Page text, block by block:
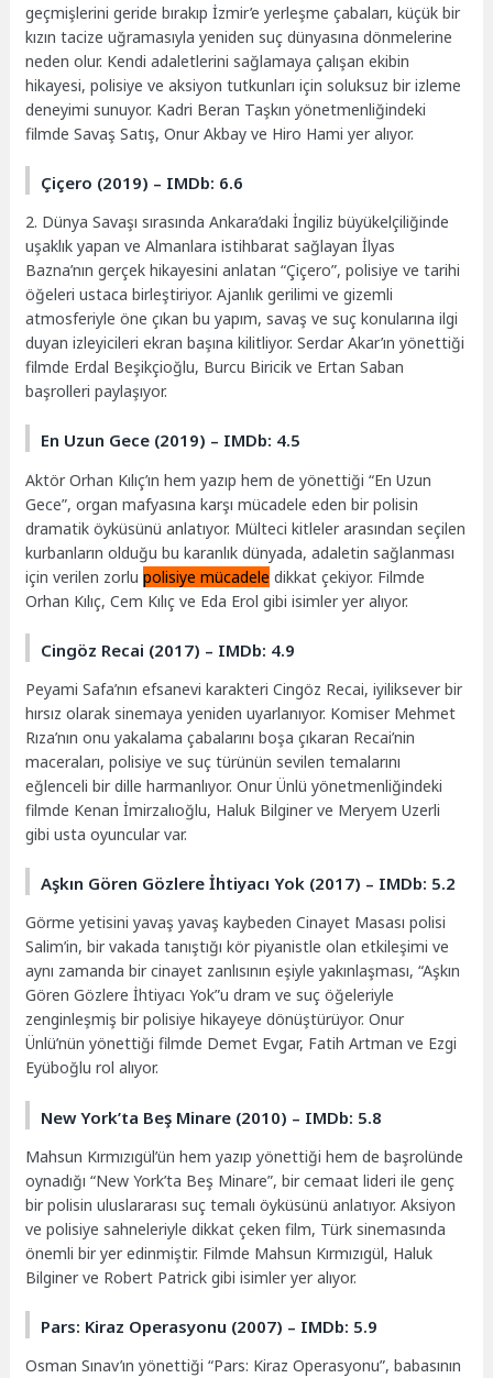
geçmişlerini geride bırakıp İzmir’e yerleşme çabaları, küçük bir
kızın tacize uğramasıyla yeniden suç dünyasına dönmelerine
neden olur. Kendi adaletlerini sağlamaya çalışan ekibin
hikayesi, polisiye ve aksiyon tutkunları için soluksuz bir izleme
deneyimi sunuyor. Kadri Beran Taşkın yönetmenliğindeki
filmde Savaş Satış, Onur Akbay ve Hiro Hami yer alıyor.
Çiçero (2019) – IMDb: 6.6
2. Dünya Savaşı sırasında Ankara’daki İngiliz büyükelçiliğinde
uşaklık yapan ve Almanlara istihbarat sağlayan İlyas
Bazna’nın gerçek hikayesini anlatan “Çiçero”, polisiye ve tarihi
öğeleri ustaca birleştiriyor. Ajanlık gerilimi ve gizemli
atmosferiyle öne çıkan bu yapım, savaş ve suç konularına ilgi
duyan izleyicileri ekran başına kilitliyor. Serdar Akar’ın yönettiği
filmde Erdal Beşikçioğlu, Burcu Biricik ve Ertan Saban
başrolleri paylaşıyor.
En Uzun Gece (2019) – IMDb: 4.5
Aktör Orhan Kılıç’ın hem yazıp hem de yönettiği “En Uzun
Gece”, organ mafyasına karşı mücadele eden bir polisin
dramatik öyküsünü anlatıyor. Mülteci kitleler arasından seçilen
kurbanların olduğu bu karanlık dünyada, adaletin sağlanması
için verilen zorlupolisiye mücadele dikkat çekiyor. Filmde
Orhan Kılıç, Cem Kılıç ve Eda Erol gibi isimler yer alıyor.
Cingöz Recai (2017) – IMDb: 4.9
Peyami Safa’nın efsanevi karakteri Cingöz Recai, iyiliksever bir
hırsız olarak sinemaya yeniden uyarlanıyor. Komiser Mehmet
Rıza’nın onu yakalama çabalarını boşa çıkaran Recai’nin
maceraları, polisiye ve suç türünün sevilen temalarını
eğlenceli bir dille harmanlıyor. Onur Ünlü yönetmenliğindeki
filmde Kenan İmirzalıoğlu, Haluk Bilginer ve Meryem Uzerli
gibi usta oyuncular var.
Aşkın Gören Gözlere İhtiyacı Yok (2017) – IMDb: 5.2
Görme yetisini yavaş yavaş kaybeden Cinayet Masası polisi
Salim’in, bir vakada tanıştığı kör piyanistle olan etkileşimi ve
aynı zamanda bir cinayet zanlısının eşiyle yakınlaşması, “Aşkın
Gören Gözlere İhtiyacı Yok”u dram ve suç öğeleriyle
zenginleşmiş bir polisiye hikayeye dönüştürüyor. Onur
Ünlü’nün yönettiği filmde Demet Evgar, Fatih Artman ve Ezgi
Eyüboğlu rol alıyor.
New York’ta Beş Minare (2010) – IMDb: 5.8
Mahsun Kırmızıgül’ün hem yazıp yönettiği hem de başrolünde
oynadığı “New York’ta Beş Minare”, bir cemaat lideri ile genç
bir polisin uluslararası suç temalı öyküsünü anlatıyor. Aksiyon
ve polisiye sahneleriyle dikkat çeken film, Türk sinemasında
önemli bir yer edinmiştir. Filmde Mahsun Kırmızıgül, Haluk
Bilginer ve Robert Patrick gibi isimler yer alıyor.
Pars: Kiraz Operasyonu (2007) – IMDb: 5.9
Osman Sınav’ın yönettiği “Pars: Kiraz Operasyonu”, babasının